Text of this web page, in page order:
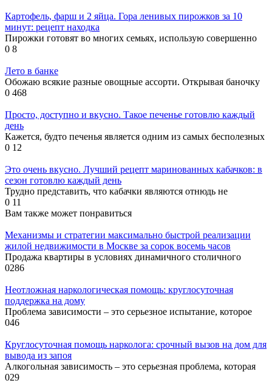
Картофель, фарш и 2 яйца. Гора ленивых пирожков за 10
минут: рецепт находка
Пирожки готовят во многих семьях, использую совершенно
0 8
Лето в банке
Обожаю всякие разные овощные ассорти. Открывая баночку
0 468
Просто, доступно и вкусно. Такое печенье готовлю каждый
день
Кажется, будто печенья является одним из самых бесполезных
0 12
Это очень вкусно. Лучший рецепт маринованных кабачков: в
сезон готовлю каждый день
Трудно представить, что кабачки являются отнюдь не
0 11
Вам также может понравиться
Механизмы и стратегии максимально быстрой реализации
жилой недвижимости в Москве за сорок восемь часов
Продажа квартиры в условиях динамичного столичного
0286
Неотложная наркологическая помощь: круглосуточная
поддержка на дому
Проблема зависимости – это серьезное испытание, которое
046
Круглосуточная помощь нарколога: срочный вызов на дом для
вывода из запоя
Алкогольная зависимость – это серьезная проблема, которая
029